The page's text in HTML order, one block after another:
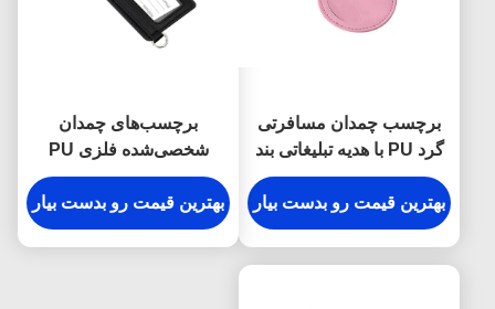
برچسب چمدان مسافرتی
گرد PU با هدیه تبلیغاتی بند
سگک دار
بهترین قیمت رو بدست بیار
برچسب‌های چمدان
شخصی‌شده فلزی PU
مستطیلی برچسب چمدان
فلزی خنک
بهترین قیمت رو بدست بیار